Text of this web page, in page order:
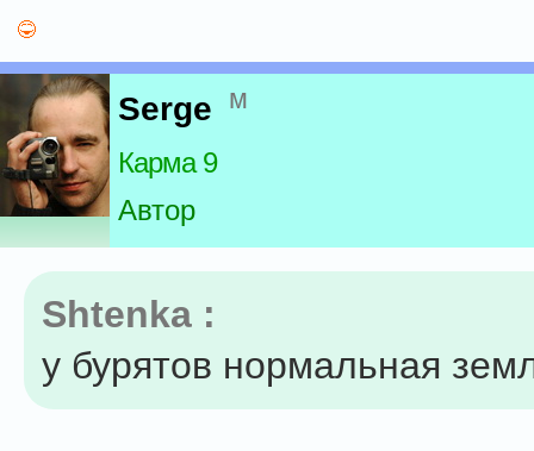
Serge м
Карма 9
Автор
Shtenka :
у бурятов нормальная